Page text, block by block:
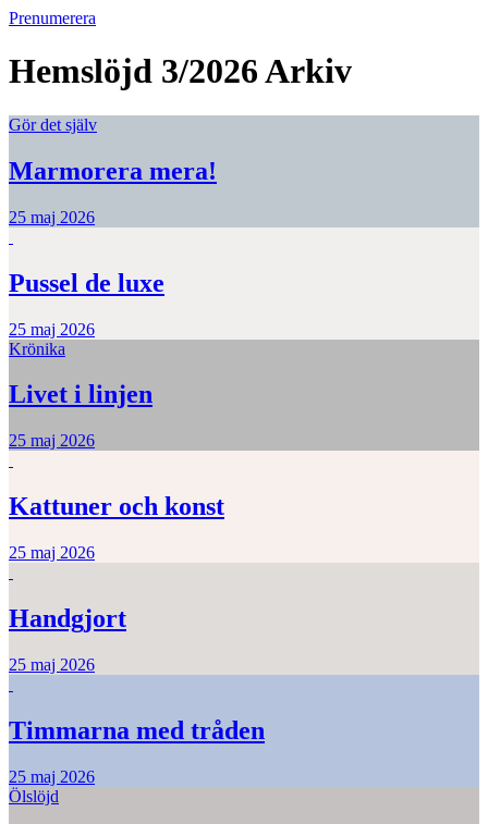
Prenumerera
Hemslöjd 3/2026Arkiv
Gör det själv
Marmorera mera!
25 maj 2026
Pussel de luxe
25 maj 2026
Krönika
Livet i linjen
25 maj 2026
Kattuner och konst
25 maj 2026
Handgjort
25 maj 2026
Timmarna med tråden
25 maj 2026
Ölslöjd